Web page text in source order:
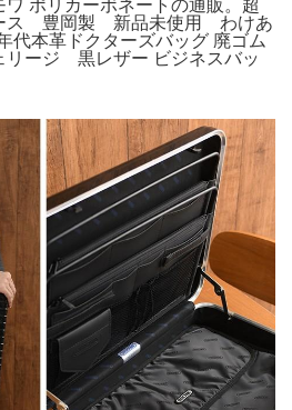
ポリカーボネートの通販。超
ス 豊岡製 新品未使用 わけあ
本革ドクターズバッグ 廃ゴム
リージ 黒レザー ビジネスバッ